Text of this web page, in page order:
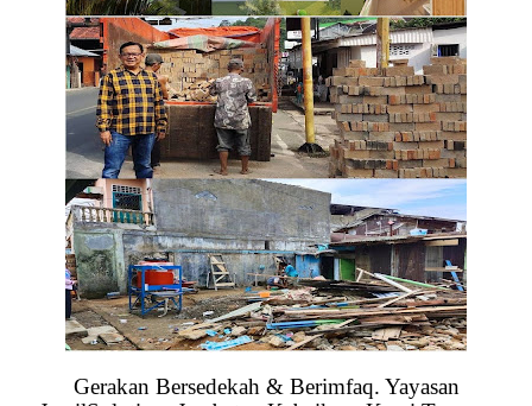
Gerakan Bersedekah & Berimfaq. Yayasan